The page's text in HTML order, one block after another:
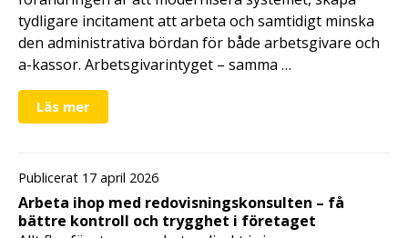
tydligare incitament att arbeta och samtidigt minska
den administrativa bördan för både arbetsgivare och
a-kassor. Arbetsgivarintyget – samma …
Läs mer
Publicerat 17 april 2026
Arbeta ihop med redovisningskonsulten – få
bättre kontroll och trygghet i företaget